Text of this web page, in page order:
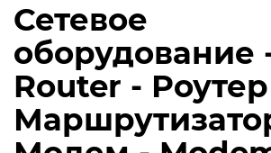
Сетевое
оборудование
Router -